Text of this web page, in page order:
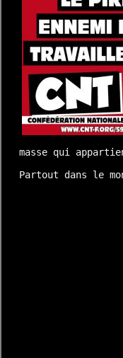
masse qui
Partout dans le